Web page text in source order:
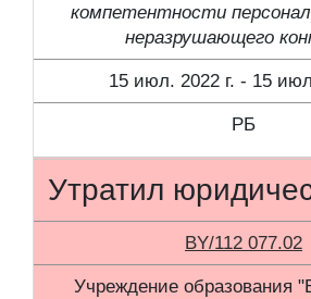
компетентности
неразрушающего
15 июл. 2022 г. - 15
РБ
Утратил
BY/112 077.02
Учреждение образования